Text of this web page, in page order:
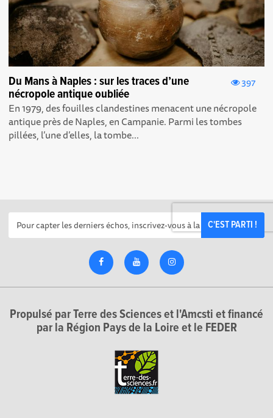
397
Du Mans à Naples : sur les traces d’une
nécropole antique oubliée
En 1979, des fouilles clandestines menacent une nécropole
antique près de Naples, en Campanie. Parmi les tombes
pillées, l’une d’elles, la tombe...
C'EST PARTI !
Propulsé par Terre des Sciences et l'Amcsti et financé
par la Région Pays de la Loire et le FEDER